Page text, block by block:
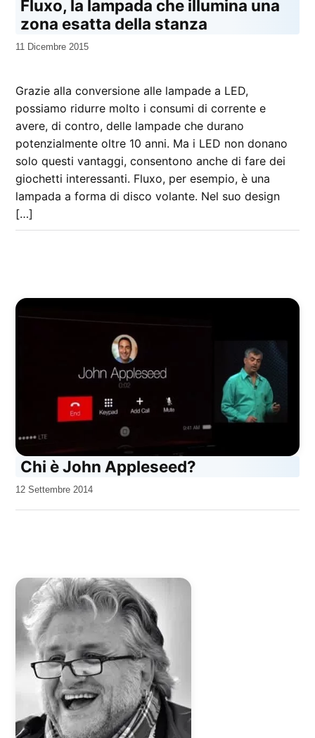
Fluxo, la lampada che illumina una
zona esatta della stanza
da
11 Dicembre 2015
Grazie alla conversione alle lampade a LED,
possiamo ridurre molto i consumi di corrente e
avere, di contro, delle lampade che durano
potenzialmente oltre 10 anni. Ma i LED non donano
solo questi vantaggi, consentono anche di fare dei
giochetti interessanti. Fluxo, per esempio, è una
lampada a forma di disco volante. Nel suo design
[…]
Chi è John Appleseed?
da
12 Settembre 2014